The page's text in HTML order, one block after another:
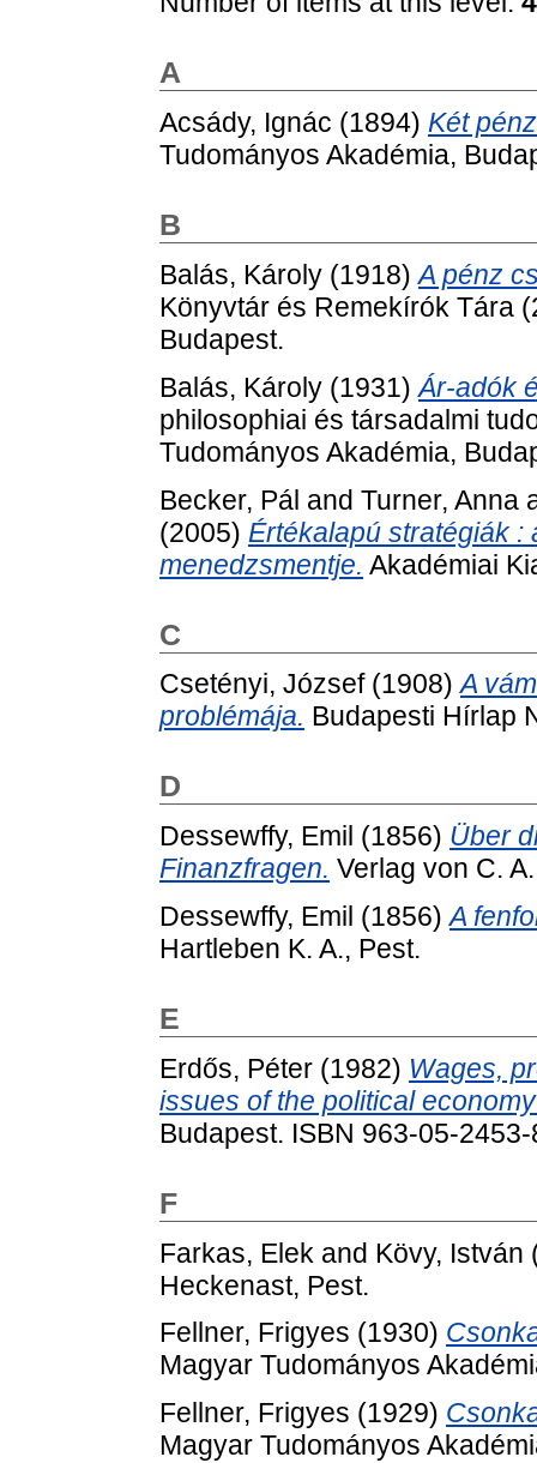
A
Acsády, Ignác (1894) Két
Tudományos Akadémia,
B
Balás, Károly (1918)A pénz
Könyvtár és Remekírók Tára
Budapest.
Balás, Károly (1931)Ár-adók
philosophiai és társadalmi
Tudományos Akadémia,
Becker, Pál and Turner, Anna
(2005) Értékalapú stratégiák
menedzsmentje. Akadémiai
C
Csetényi, József(1908)A
problémája. Budapesti Hírlap
D
Dessewffy, Emil (1856) Über
Finanzfragen. Verlag von C.
Dessewffy, Emil (1856)A
Hartleben K. A., Pest.
E
Erdős, Péter (1982) Wages,
issues of the political
Budapest. ISBN 963-05-2453-
F
Farkas, Elek and Kövy, István
Heckenast, Pest.
Fellner, Frigyes (1930)
Magyar Tudományos
Fellner, Frigyes (1929)
Magyar Tudományos